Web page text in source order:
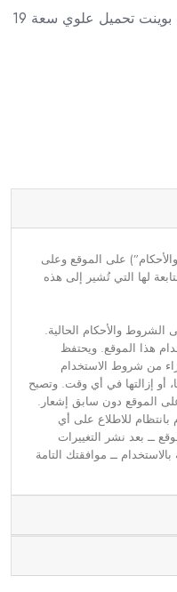
احصل الآن على غسالة ملابس وايت بوينت تحميل علوي سعة 19
على الموقع وعلى
لها التي تُشير إلى هذه
الشروط والأحكام الحالية.
هذا الموقع. ويحتفظ
من شروط الاستخدام
أو إزالتها في أي وقت. وتصبح
على الموقع دون سابق إشعار.
للاطلاع على أي
ــ بعد نشر التغييرات
ــ موافقتك التامة